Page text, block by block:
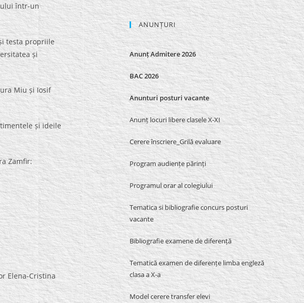
într-un
testa propriile
și
Miu și Iosif
și ideile
Zamfir:
Elena-Cristina
ANUNȚURI
Anunț Admitere 2026
BAC 2026
Anunturi posturi vacante
Anunț locuri libere clasele X-XI
Cerere înscriere_Grilă evaluare
Program audiențe părinți
Programul orar al colegiului
Tematica si bibliografie concurs posturi
vacante
Bibliografie examene de diferență
Tematică examen de diferențe limba engleză
clasa a X-a
Model cerere transfer elevi